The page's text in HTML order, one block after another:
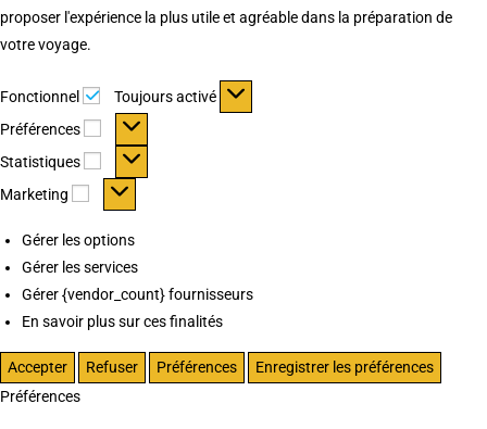
proposer l'expérience la plus utile et agréable dans la préparation de
votre voyage.
Fonctionnel Fonctionnel
Toujours activé
Préférences
Préférences
Statistiques Statistiques
Marketing Marketing
Gérer les options
Gérer les services
Gérer {vendor_count} fournisseurs
En savoir plus sur ces finalités
Accepter Refuser Préférences
Enregistrer les préférences
Préférences